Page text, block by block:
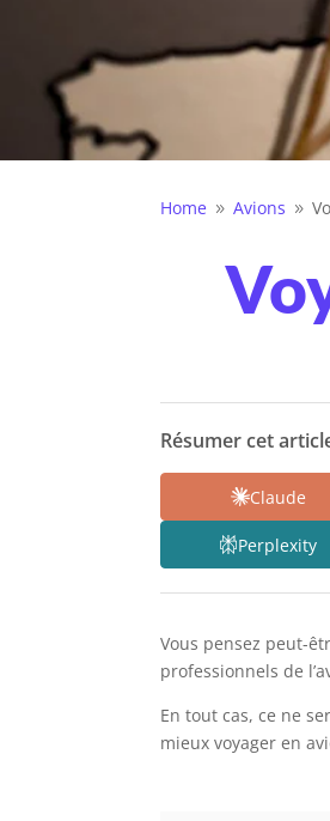
Home 9 Avions 9
Résumer cet
Claude
Perplexity
Vous pensez peut-
professionnels de
En tout cas, ce ne
mieux voyager en